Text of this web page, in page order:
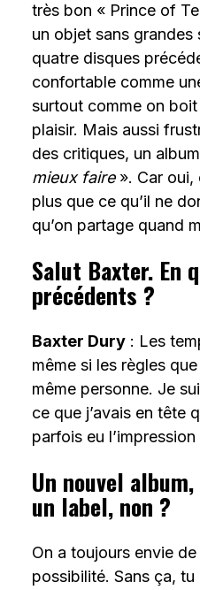
très bon « Prince of
un objet sans grandes
quatre disques
confortable comme
surtout comme on
plaisir. Mais aussi
des critiques, un
mieux faire». Car oui,
plus que ce qu’il ne
qu’on partage quand
Salut Baxter. En
précédents ?
Baxter Dury : Les
même si les règles
même personne. Je
ce que j’avais en tête
parfois eu
Un nouvel
un label, non ?
On a toujours envie
possibilité. Sans ça,